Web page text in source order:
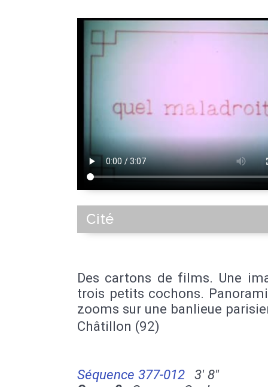
Cité
Des cartons de films. Une
trois petits cochons.
zooms sur une banlieue
Châtillon (92)
Séquence 377-012
3' 8''